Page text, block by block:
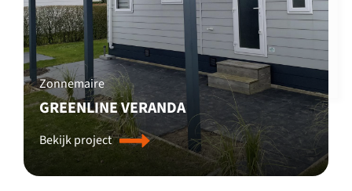
Zonnemaire
GREENLINE VERANDA
Bekijk project